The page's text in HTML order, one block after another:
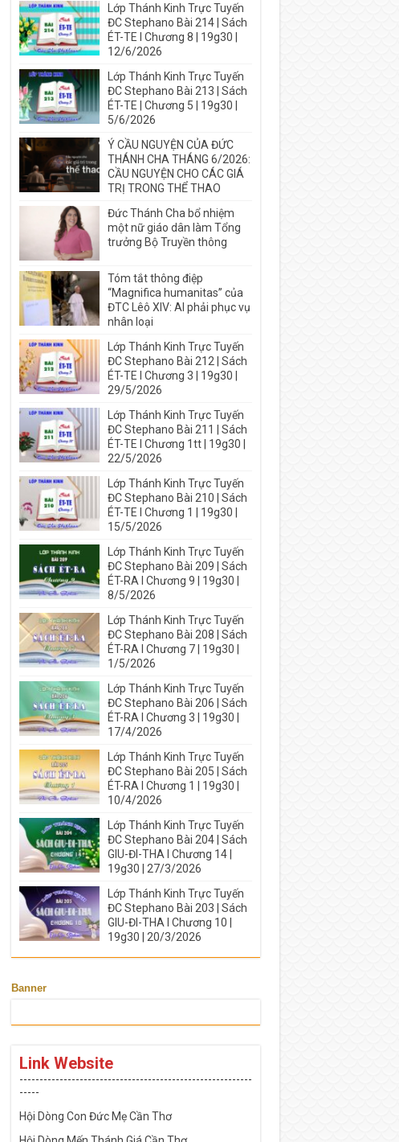
Lớp Thánh Kinh Trực Tuyến
ĐC Stephano Bài 214 | Sách
ÉT-TE I Chương 8 | 19g30 |
12/6/2026
Lớp Thánh Kinh Trực Tuyến
ĐC Stephano Bài 213 | Sách
ÉT-TE | Chương 5 | 19g30 |
5/6/2026
Ý CẦU NGUYỆN CỦA ĐỨC
THÁNH CHA THÁNG 6/2026:
CẦU NGUYỆN CHO CÁC GIÁ
TRỊ TRONG THỂ THAO
Đức Thánh Cha bổ nhiệm
một nữ giáo dân làm Tổng
trưởng Bộ Truyền thông
Tóm tắt thông điệp
“Magnifica humanitas” của
ĐTC Lêô XIV: AI phải phục vụ
nhân loại
Lớp Thánh Kinh Trực Tuyến
ĐC Stephano Bài 212 | Sách
ÉT-TE I Chương 3 | 19g30 |
29/5/2026
Lớp Thánh Kinh Trực Tuyến
ĐC Stephano Bài 211 | Sách
ÉT-TE I Chương 1tt | 19g30 |
22/5/2026
Lớp Thánh Kinh Trực Tuyến
ĐC Stephano Bài 210 | Sách
ÉT-TE I Chương 1 | 19g30 |
15/5/2026
Lớp Thánh Kinh Trực Tuyến
ĐC Stephano Bài 209 | Sách
ÉT-RA I Chương 9 | 19g30 |
8/5/2026
Lớp Thánh Kinh Trực Tuyến
ĐC Stephano Bài 208 | Sách
ÉT-RA I Chương 7 | 19g30 |
1/5/2026
Lớp Thánh Kinh Trực Tuyến
ĐC Stephano Bài 206 | Sách
ÉT-RA I Chương 3 | 19g30 |
17/4/2026
Lớp Thánh Kinh Trực Tuyến
ĐC Stephano Bài 205 | Sách
ÉT-RA I Chương 1 | 19g30 |
10/4/2026
Lớp Thánh Kinh Trực Tuyến
ĐC Stephano Bài 204 | Sách
GIU-ĐI-THA I Chương 14 |
19g30 | 27/3/2026
Lớp Thánh Kinh Trực Tuyến
ĐC Stephano Bài 203 | Sách
GIU-ĐI-THA I Chương 10 |
19g30 | 20/3/2026
Banner
Link Website
----------------------------------------------------------
-----
Hội Dòng Con Đức Mẹ Cần Thơ